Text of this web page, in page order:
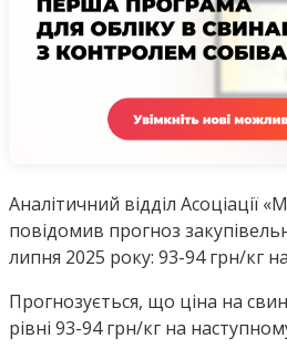
Аналітичний відділ Асоціації
повідомив прогноз
липня 2025 року: 93-94 грн/кг
Прогнозується, що ціна на
рівні 93-94 грн/кг на